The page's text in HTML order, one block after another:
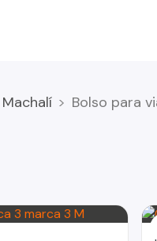
Machalí Bolso para